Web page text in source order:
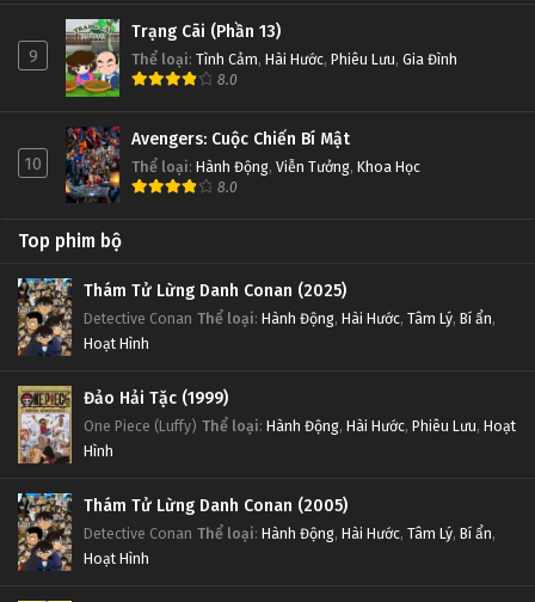
9
Trạng Cãi (Phần 13)
Thể loại: Tình Cảm, Hài Hước, Phiêu Lưu, Gia Đình
8.0
10
Avengers: Cuộc Chiến Bí Mật
Thể loại: Hành Động, Viễn Tưởng, Khoa Học
8.0
Top phim bộ
Thám Tử Lừng Danh Conan (2025)
Detective Conan Thể loại: Hành Động, Hài Hước, Tâm Lý, Bí ẩn,
Hoạt Hình
Đảo Hải Tặc (1999)
One Piece (Luffy) Thể loại: Hành Động, Hài Hước, Phiêu Lưu, Hoạt
Hình
Thám Tử Lừng Danh Conan (2005)
Detective Conan Thể loại: Hành Động, Hài Hước, Tâm Lý, Bí ẩn,
Hoạt Hình